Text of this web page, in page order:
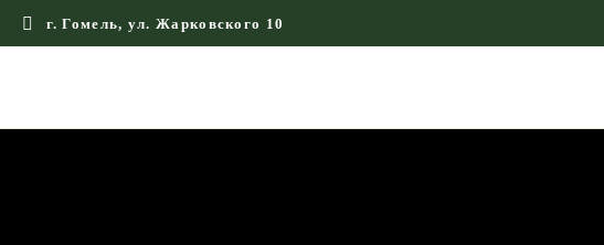
г. Гомель, ул. Жарковского 10
ГЛАВНАЯ
ЭНЕРГИЯ ФОРМ